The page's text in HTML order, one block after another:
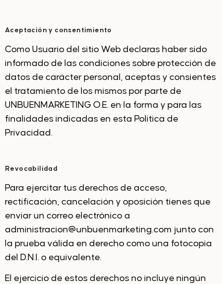
Aceptación y consentimiento
Como Usuario del sitio Web declaras haber sido
informado de las condiciones sobre protección de
datos de carácter personal, aceptas y consientes
el tratamiento de los mismos por parte de
UNBUENMARKETING O.E. en la forma y para las
finalidades indicadas en esta Política de
Privacidad.
Revocabilidad
Para ejercitar tus derechos de acceso,
rectificación, cancelación y oposición tienes que
enviar un correo electrónico a
administracion@unbuenmarketing.com junto con
la prueba válida en derecho como una fotocopia
del D.N.I. o equivalente.
El ejercicio de estos derechos no incluye ningún